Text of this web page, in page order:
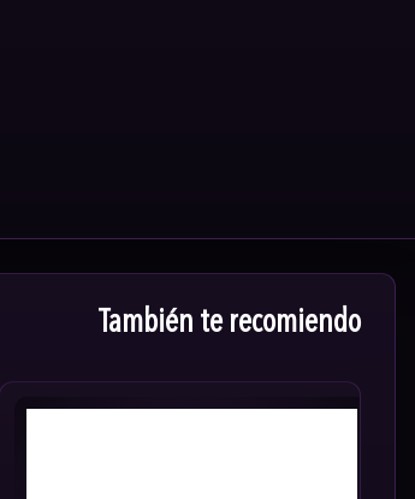
También te recomiendo